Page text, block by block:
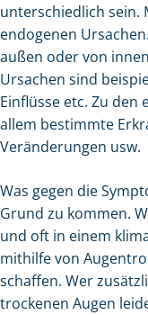
unterschiedlich sein.
endogenen
außen oder von
Ursachen sind
Einflüsse etc. Zu den
allem bestimmte
Veränderungen usw.
Was gegen die
Grund zu kommen.
und oft in einem
mithilfe von
schaffen. Wer
trockenen Augen